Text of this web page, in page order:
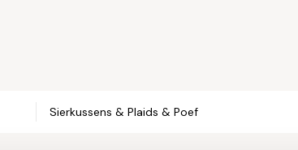
Sierkussens & Plaids & Poef